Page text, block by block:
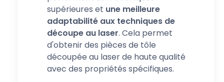
supérieures et une meilleure
adaptabilité aux techniques de
découpe au laser. Cela permet
d'obtenir des pièces de tôle
découpée au laser de haute qualité
avec des propriétés spécifiques.